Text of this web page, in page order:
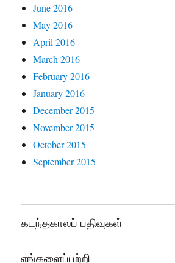
June 2016
May 2016
April 2016
March 2016
February 2016
January 2016
December 2015
November 2015
October 2015
September 2015
கடந்தகாலப் பதிவுகள்
எங்களைப்பற்றி